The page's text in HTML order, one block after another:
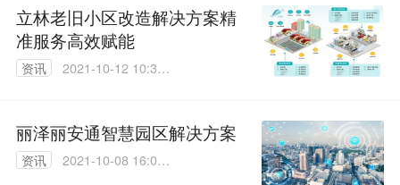
立林老旧小区改造解决方案精
准服务高效赋能
资讯
2021-10-12 10:33:
丽泽丽安通智慧园区解决方案
资讯
2021-10-08 16:08: